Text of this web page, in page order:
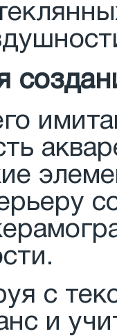
с
и